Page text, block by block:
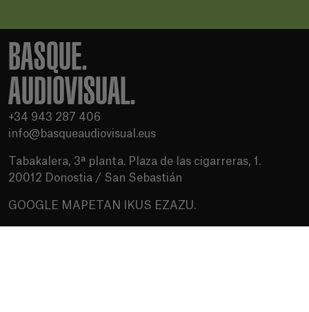
BASQUE.
AUDIOVISUAL.
+34 943 287 406
info@basqueaudiovisual.eus
Tabakalera, 3ª planta. Plaza de las cigarreras, 1.
20012 Donostia / San Sebastián
GOOGLE MAPETAN IKUS EZAZU.